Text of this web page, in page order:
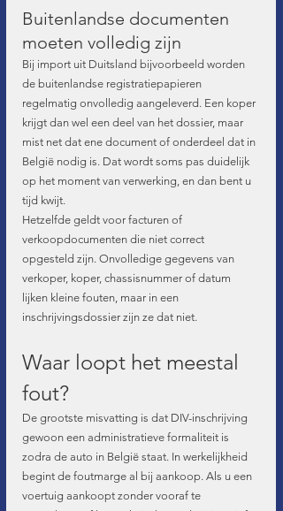
Buitenlandse documenten
moeten volledig zijn
Bij import uit Duitsland bijvoorbeeld worden
de buitenlandse registratiepapieren
regelmatig onvolledig aangeleverd. Een koper
krijgt dan wel een deel van het dossier, maar
mist net dat ene document of onderdeel dat in
België nodig is. Dat wordt soms pas duidelijk
op het moment van verwerking, en dan bent u
tijd kwijt.
Hetzelfde geldt voor facturen of
verkoopdocumenten die niet correct
opgesteld zijn. Onvolledige gegevens van
verkoper, koper, chassisnummer of datum
lijken kleine fouten, maar in een
inschrijvingsdossier zijn ze dat niet.
Waar loopt het meestal
fout?
De grootste misvatting is dat DIV-inschrijving
gewoon een administratieve formaliteit is
zodra de auto in België staat. In werkelijkheid
begint de foutmarge al bij aankoop. Als u een
voertuig aankoopt zonder vooraf te